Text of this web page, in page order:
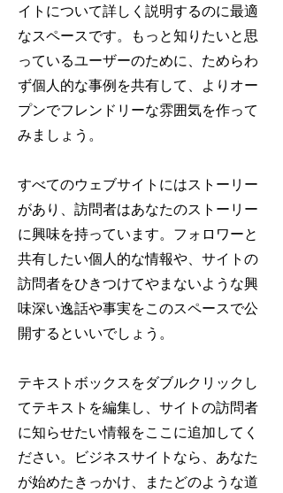
イトについて詳しく説明するのに最適
なスペースです。もっと知りたいと思
っているユーザーのために、ためらわ
ず個人的な事例を共有して、よりオー
プンでフレンドリーな雰囲気を作って
みましょう。
すべてのウェブサイトにはストーリー
があり、訪問者はあなたのストーリー
に興味を持っています。フォロワーと
共有したい個人的な情報や、サイトの
訪問者をひきつけてやまないような興
味深い逸話や事実をこのスペースで公
開するといいでしょう。
テキストボックスをダブルクリックし
てテキストを編集し、サイトの訪問者
に知らせたい情報をここに追加してく
ださい。ビジネスサイトなら、あなた
が始めたきっかけ、またどのような道